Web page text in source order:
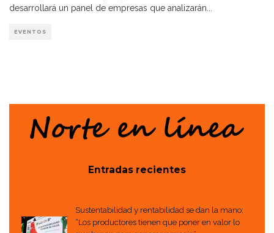
desarrollará un panel de empresas que analizarán
EVENTOS
Entradas recientes
Sustentabilidad y rentabilidad se dan la mano:
“Los productores tienen que poner en valor lo